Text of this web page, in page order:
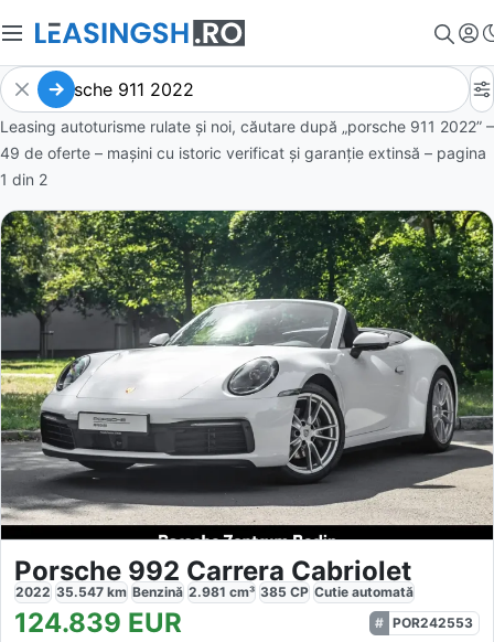
Leasing autoturisme rulate și noi, căutare după „porsche 911 2022” –
49 de oferte – mașini cu istoric verificat și garanție extinsă – pagina
1 din 2
Porsche 992 Carrera Cabriolet
2022 35.547 km Benzină 2.981 cm³ 385 CP Cutie automată
124.839 EUR
POR242553